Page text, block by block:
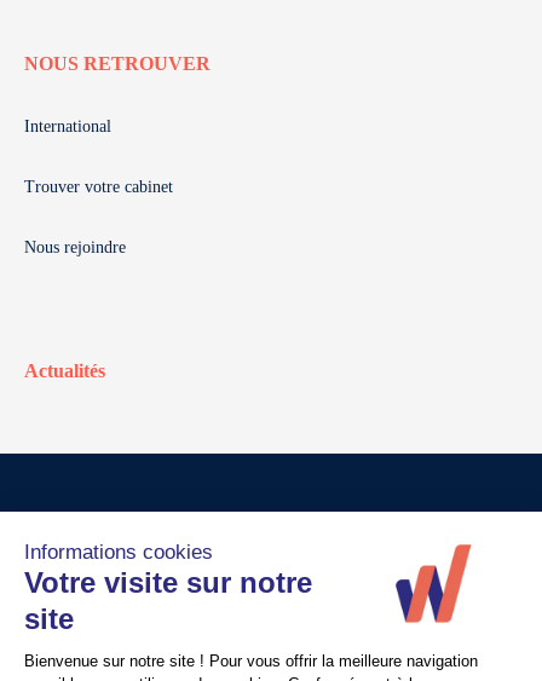
NOUS RETROUVER
International
Trouver votre cabinet
Nous rejoindre
Actualités
Crédits